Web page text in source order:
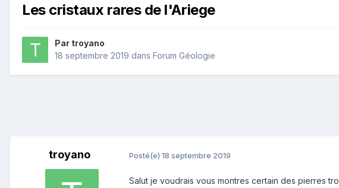
Les cristaux rares de l'Ariege
Par troyano
18 septembre 2019 dans Forum Géologie
troyano Posté(e) 18 septembre 2019
Salut je voudrais vous montres certain des pierres